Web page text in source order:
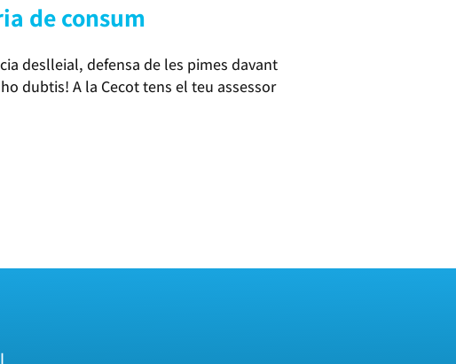
de consum
deslleial, defensa de les pimes davant
dubtis! A la Cecot tens el teu assessor